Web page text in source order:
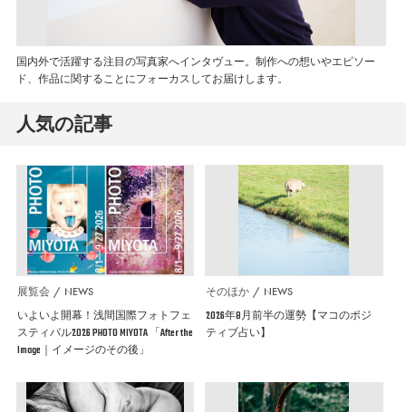
国内外で活躍する注目の写真家へインタヴュー。制作への想いやエピソー
ド、作品に関することにフォーカスしてお届けします。
人気の記事
展覧会 NEWS
いよいよ開幕！浅間国際フォトフェ
スティバル2026 PHOTO MIYOTA 「After the
Image｜イメージのその後」
そのほか NEWS
2026年8月前半の運勢【マコのポジ
ティブ占い】